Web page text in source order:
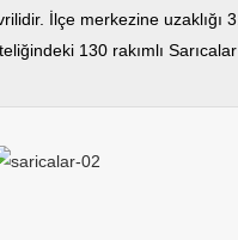
İlçe merkezine uzaklığı
130 rakımlı